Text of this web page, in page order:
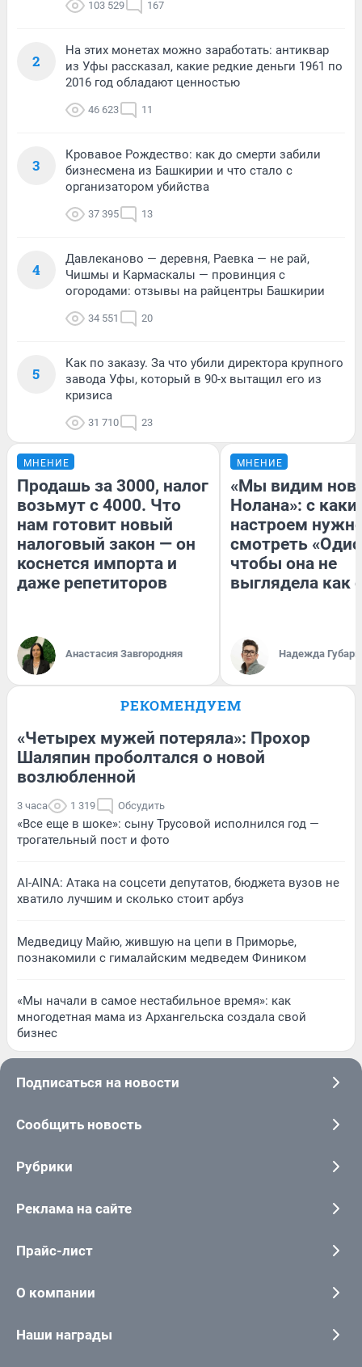
103 529 167
2
На этих монетах можно заработать: антиквар
из Уфы рассказал, какие редкие деньги 1961 по
2016 год обладают ценностью
46 623 11
3
Кровавое Рождество: как до смерти забили
бизнесмена из Башкирии и что стало с
организатором убийства
37 395 13
4
Давлеканово — деревня, Раевка — не рай,
Чишмы и Кармаскалы — провинция с
огородами: отзывы на райцентры Башкирии
34 551 20
5
Как по заказу. За что убили директора крупного
завода Уфы, который в 90-х вытащил его из
кризиса
31 710 23
МНЕНИЕ
Продашь за 3000, налог
возьмут с 4000. Что
нам готовит новый
налоговый закон — он
коснется импорта и
даже репетиторов
Анастасия Завгородняя
МНЕНИЕ
«Мы видим
Нолана»: с
настроем
смотреть
чтобы она не
выглядела как
Надежда Губарь
РЕКОМЕНДУЕМ
«Четырех мужей потеряла»: Прохор
Шаляпин проболтался о новой
возлюбленной
3 часа 1 319 Обсудить
«Все еще в шоке»: сыну Трусовой исполнился год —
трогательный пост и фото
AI-AINA: Атака на соцсети депутатов, бюджета вузов не
хватило лучшим и сколько стоит арбуз
Медведицу Майю, жившую на цепи в Приморье,
познакомили с гималайским медведем Фиником
«Мы начали в самое нестабильное время»: как
многодетная мама из Архангельска создала свой
бизнес
Подписаться на новости
Сообщить новость
Рубрики
Реклама на сайте
Прайс-лист
О компании
Наши награды